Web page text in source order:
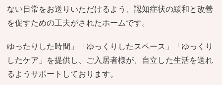
ない日常をお送りいただけるよう、認知症状の緩和と改善
を促すための工夫がされたホームです。
ゆったりした時間」「ゆっくりしたスペース」「ゆっくり
したケア」を提供し、ご入居者様が、自立した生活を送れ
るようサポートしております。